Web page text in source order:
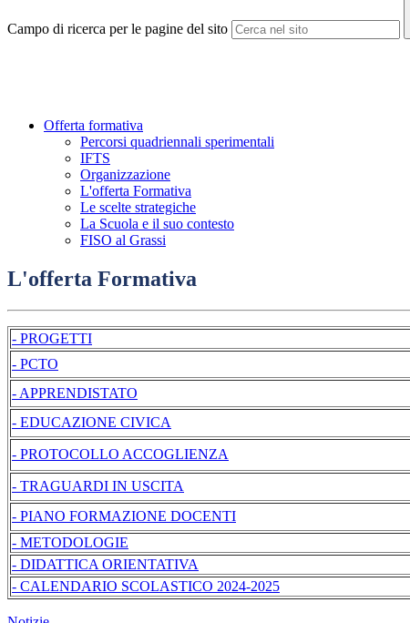
Campo di ricerca per le pagine del sito
Offerta formativa
Percorsi quadriennali sperimentali
IFTS
Organizzazione
L'offerta Formativa
Le scelte strategiche
La Scuola e il suo contesto
FISO al Grassi
L'offerta Formativa
- PROGETTI
- PCTO
- APPRENDISTATO
- EDUCAZIONE CIVICA
- PROTOCOLLO ACCOGLIENZA
- TRAGUARDI IN USCITA
- PIANO FORMAZIONE DOCENTI
- METODOLOGIE
- DIDATTICA ORIENTATIVA
- CALENDARIO SCOLASTICO 2024-2025